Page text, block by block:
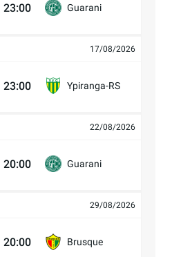
23:00 Guarani
17/08/2026
23:00 Ypiranga-RS
22/08/2026
20:00 Guarani
29/08/2026
20:00 Brusque